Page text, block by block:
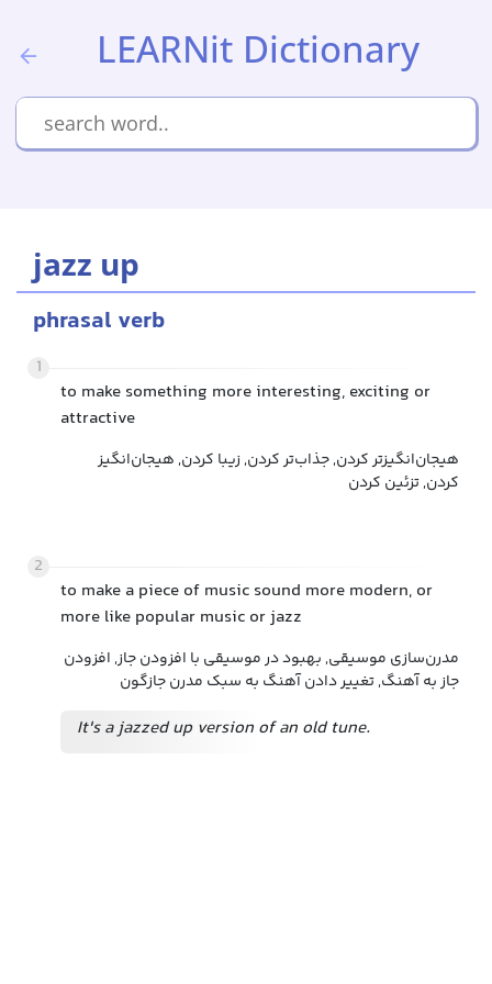
LEARNit Dictionary
jazz up
phrasal verb
1
to make something more interesting, exciting or
attractive
هیجان‌انگیزتر کردن, جذاب‌تر کردن, زیبا کردن, هیجان‌انگیز
کردن, تزئین کردن
2
to make a piece of music sound more modern, or
more like popular music or jazz
مدرن‌سازی موسیقی, بهبود در موسیقی با افزودن جاز, افزودن
جاز به آهنگ, تغییر دادن آهنگ به سبک مدرن جازگون
It's a jazzed up version of an old tune.